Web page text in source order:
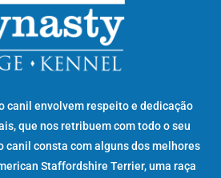
canil envolvem respeito e dedicação
que nos retribuem com todo o seu
canil consta com alguns dos melhores
Staffordshire Terrier, uma raça